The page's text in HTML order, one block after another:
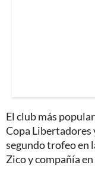
El club más
Copa Libertadores
segundo trofeo en
Zico y compañía